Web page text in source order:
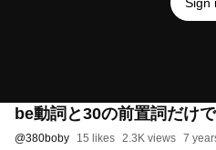
be動詞と30の前置詞だけ
@380boby 15 likes 2.3K views 7